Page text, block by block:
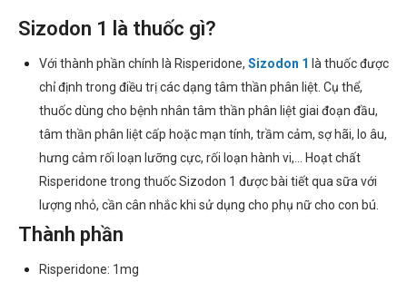
Sizodon 1 là thuốc gì?
Với thành phần chính là Risperidone, Sizodon 1 là thuốc được
chỉ định trong điều trị các dạng tâm thần phân liệt. Cụ thể,
thuốc dùng cho bệnh nhân tâm thần phân liệt giai đoạn đầu,
tâm thần phân liệt cấp hoặc mạn tính, trầm cảm, sợ hãi, lo âu,
hưng cảm rối loạn lưỡng cực, rối loạn hành vi,... Hoạt chất
Risperidone trong thuốc Sizodon 1 được bài tiết qua sữa với
lượng nhỏ, cần cân nhắc khi sử dụng cho phụ nữ cho con bú.
Thành phần
Risperidone: 1mg